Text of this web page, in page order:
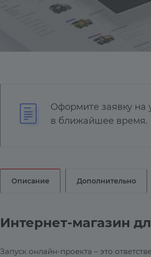
Оформите заявку на
в ближайшее время.
Описание Дополнительно
Интернет-магазин
Запуск онлайн-проекта – это